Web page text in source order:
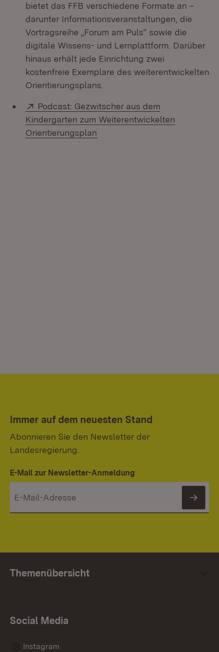
bietet das FFB verschiedene Formate an –
darunter Informationsveranstaltungen, die
Vortragsreihe „Forum am Puls“ sowie die
digitale Wissens- und Lernplattform. Darüber
hinaus erhält jede Einrichtung zwei
kostenfreie Exemplare des weiterentwickelten
Orientierungsplans.
Extern:
Podcast: Gezwitscher aus dem
Kindergarten zum Weiterentwickelten
Orientierungsplan
Immer auf dem neuesten Stand
Abonnieren Sie den Newsletter der
Landesregierung.
E-Mail zur Newsletter-Anmeldung
Themenübersicht
Social Media
Instagram